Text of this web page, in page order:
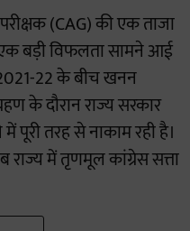
(CAG) की एक ताजा
एक बड़ी विफलता सामने आई
2021-22 के बीच खनन
के दौरान राज्य सरकार
पूरी तरह से नाकाम रही है।
में तृणमूल कांग्रेस सत्ता